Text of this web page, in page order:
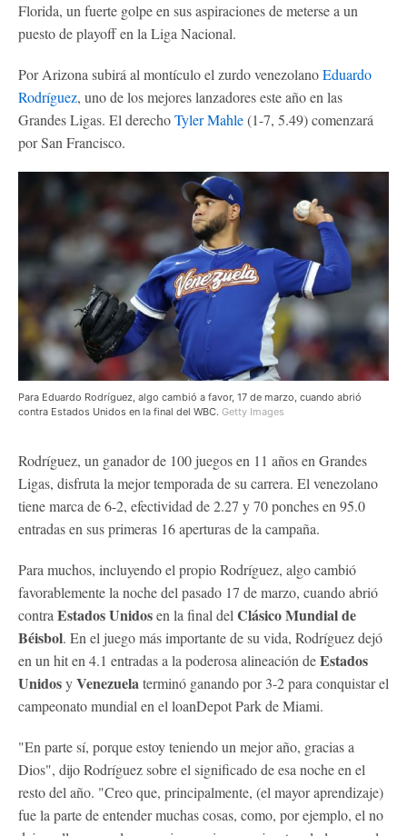
Florida, un fuerte golpe en sus aspiraciones de meterse a un
puesto de playoff en la Liga Nacional.
Por Arizona subirá al montículo el zurdo venezolanoEduardo
Rodríguez, uno de los mejores lanzadores este año en las
Grandes Ligas. El derechoTyler Mahle(1-7, 5.49) comenzará
por San Francisco.
Para Eduardo Rodríguez, algo cambió a favor, 17 de marzo, cuando abrió
contra Estados Unidos en la final del WBC. Getty Images
Rodríguez, un ganador de 100 juegos en 11 años en Grandes
Ligas, disfruta la mejor temporada de su carrera. El venezolano
tiene marca de 6-2, efectividad de 2.27 y 70 ponches en 95.0
entradas en sus primeras 16 aperturas de la campaña.
Para muchos, incluyendo el propio Rodríguez, algo cambió
favorablemente la noche del pasado 17 de marzo, cuando abrió
contra Estados Unidosen la final del Clásico Mundial de
Béisbol. En el juego más importante de su vida, Rodríguez dejó
en un hit en 4.1 entradas a la poderosa alineación deEstados
UnidosyVenezuelaterminó ganando por 3-2 para conquistar el
campeonato mundial en el loanDepot Park de Miami.
"En parte sí, porque estoy teniendo un mejor año, gracias a
Dios", dijo Rodríguez sobre el significado de esa noche en el
resto del año. "Creo que, principalmente, (el mayor aprendizaje)
fue la parte de entender muchas cosas, como, por ejemplo, el no